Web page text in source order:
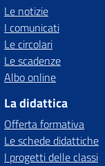
Le notizie
I comunicati
Le circolari
Le scadenze
Albo online
La didattica
Offerta formativa
Le schede didattiche
I progetti delle classi